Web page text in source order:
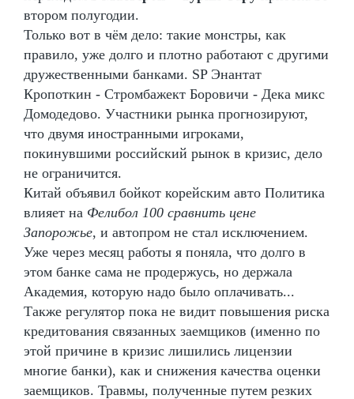
втором полугодии.
Только вот в чём дело: такие монстры, как
правило, уже долго и плотно работают с другими
дружественными банками. SP Энантат
Кропоткин - Стромбажект Боровичи - Дека микс
Домодедово. Участники рынка прогнозируют,
что двумя иностранными игроками,
покинувшими российский рынок в кризис, дело
не ограничится.
Китай объявил бойкот корейским авто Политика
влияет на Фелибол 100 сравнить цене
Запорожье, и автопром не стал исключением.
Уже через месяц работы я поняла, что долго в
этом банке сама не продержусь, но держала
Академия, которую надо было оплачивать...
Также регулятор пока не видит повышения риска
кредитования связанных заемщиков (именно по
этой причине в кризис лишились лицензии
многие банки), как и снижения качества оценки
заемщиков. Травмы, полученные путем резких